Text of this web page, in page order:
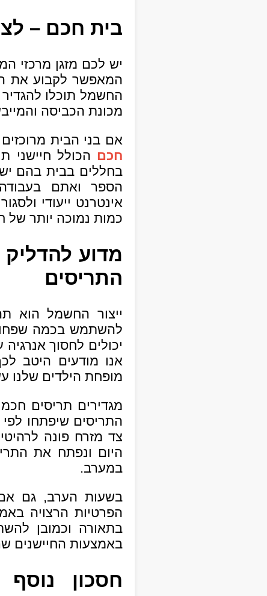
בית חכם –
יש לכם מזגן מרכזי
המאפשר לקבוע את
החשמל תוכלו
מכונת הכביסה
אם בני הבית
חכם הכולל חיישני
בחללים בבית בהם
הספר ואתם
אינטרנט ייעודי
כמות נמוכה יותר של
מדוע
התריסים
ייצור החשמל הוא
להשתמש בכמה
יכולים לחסוך
אנו מודעים היטב
מופחת הילדים שלנו
מגדירים תריסים
התריסים שיפתחו
צד מזרח פונה
היום ונפתח את
במערב.
בשעות הערב, גם אם
הפרטיות הרצויה
בתאורה וכמובן
באמצעות החיישנים
חסכון